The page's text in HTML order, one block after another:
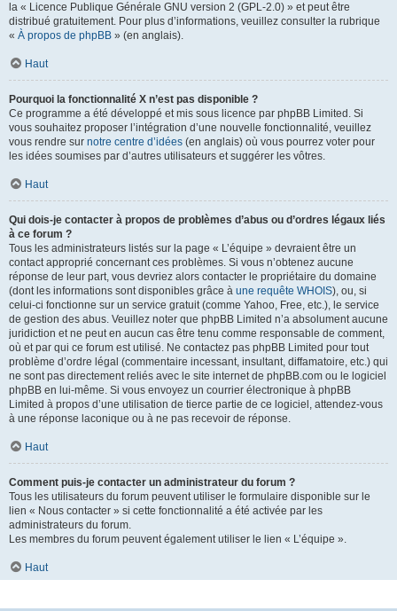
la « Licence Publique Générale GNU version 2 (GPL-2.0) » et peut être
distribué gratuitement. Pour plus d’informations, veuillez consulter la rubrique
« À propos de phpBB » (en anglais).
Haut
Pourquoi la fonctionnalité X n’est pas disponible ?
Ce programme a été développé et mis sous licence par phpBB Limited. Si
vous souhaitez proposer l’intégration d’une nouvelle fonctionnalité, veuillez
vous rendre sur notre centre d’idées (en anglais) où vous pourrez voter pour
les idées soumises par d’autres utilisateurs et suggérer les vôtres.
Haut
Qui dois-je contacter à propos de problèmes d’abus ou d’ordres légaux liés
à ce forum ?
Tous les administrateurs listés sur la page « L’équipe » devraient être un
contact approprié concernant ces problèmes. Si vous n’obtenez aucune
réponse de leur part, vous devriez alors contacter le propriétaire du domaine
(dont les informations sont disponibles grâce à une requête WHOIS), ou, si
celui-ci fonctionne sur un service gratuit (comme Yahoo, Free, etc.), le service
de gestion des abus. Veuillez noter que phpBB Limited n’a absolument aucune
juridiction et ne peut en aucun cas être tenu comme responsable de comment,
où et par qui ce forum est utilisé. Ne contactez pas phpBB Limited pour tout
problème d’ordre légal (commentaire incessant, insultant, diffamatoire, etc.) qui
ne sont pas directement reliés avec le site internet de phpBB.com ou le logiciel
phpBB en lui-même. Si vous envoyez un courrier électronique à phpBB
Limited à propos d’une utilisation de tierce partie de ce logiciel, attendez-vous
à une réponse laconique ou à ne pas recevoir de réponse.
Haut
Comment puis-je contacter un administrateur du forum ?
Tous les utilisateurs du forum peuvent utiliser le formulaire disponible sur le
lien « Nous contacter » si cette fonctionnalité a été activée par les
administrateurs du forum.
Les membres du forum peuvent également utiliser le lien « L’équipe ».
Haut